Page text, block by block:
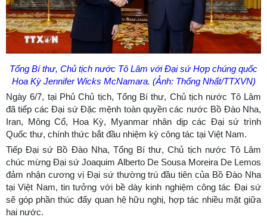
Tổng Bí thư, Chủ tịch nước Tô Lâm với Đại sứ Hợp chúng quốc
Hoa Kỳ Jennifer Wicks McNamara. (Ảnh: Thống Nhất/TTXVN)
Ngày 6/7, tại Phủ Chủ tịch, Tổng Bí thư, Chủ tịch nước Tô Lâm
đã tiếp các Đại sứ Đặc mệnh toàn quyền các nước Bồ Đào Nha,
Iran, Mông Cổ, Hoa Kỳ, Myanmar nhân dịp các Đại sứ trình
Quốc thư, chính thức bắt đầu nhiệm kỳ công tác tại Việt Nam.
Tiếp Đại sứ Bồ Đào Nha, Tổng Bí thư, Chủ tịch nước Tô Lâm
chúc mừng Đại sứ Joaquim Alberto De Sousa Moreira De Lemos
đảm nhận cương vị Đại sứ thường trú đầu tiên của Bồ Đào Nha
tại Việt Nam, tin tưởng với bề dày kinh nghiệm công tác Đại sứ
sẽ góp phần thúc đẩy quan hệ hữu nghị, hợp tác nhiều mặt giữa
hai nước.